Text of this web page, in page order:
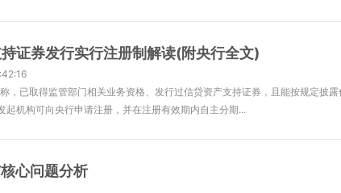
证券发行实行注册制解读(附央行全文)
，已取得监管部门相关业务资格、发行过信贷资产支持证券，且能按规定披露
起机构可向央行申请注册，并在注册有效期内自主分期...
证券化法规梳理与核心问题分析